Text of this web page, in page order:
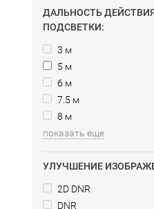
ДАЛЬНОСТЬ ДЕЙСТВИЯ
ПОДСВЕТКИ:
3 м
5 м
6 м
7.5 м
8 м
показать еще
УЛУЧШЕНИЕ
2D DNR
DNR